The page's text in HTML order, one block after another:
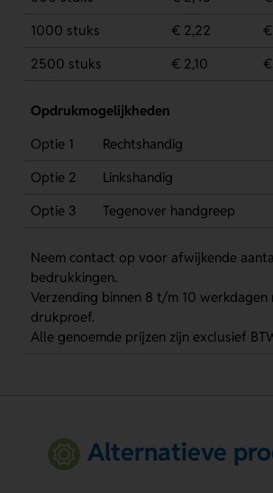
1000 stuks
€ 2,22
2500 stuks
€ 2,10
Opdrukmogelijkheden
Optie 1
Rechtshandig
Optie 2
Linkshandig
Optie 3
Tegenover handgreep
Neem contact op voor afwijkende
bedrukkingen.
Verzending binnen 8 t/m 10 werkdagen
drukproef.
Alle genoemde prijzen zijn exclusief
Alternatieve